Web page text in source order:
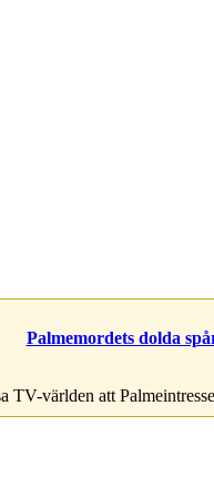
Palmemordets dolda
TV-världen att